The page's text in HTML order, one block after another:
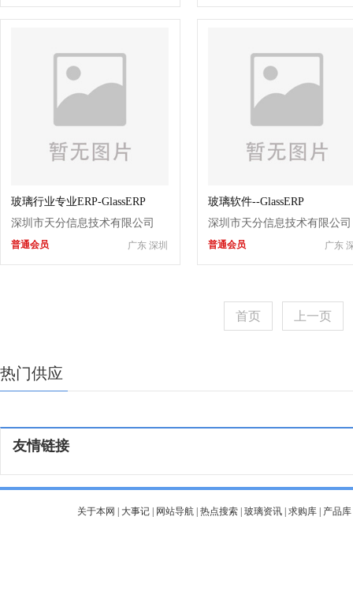
玻璃行业专业ERP-GlassERP
深圳市天分信息技术有限公司
广东 深圳
普通会员
玻璃软件--GlassERP
深圳市天分信息技术有限公司
广东
普通会员
首页 上一页
热门供应
友情链接
关于本网 大事记 网站导航 热点搜索 玻璃资讯 求购库 产品库